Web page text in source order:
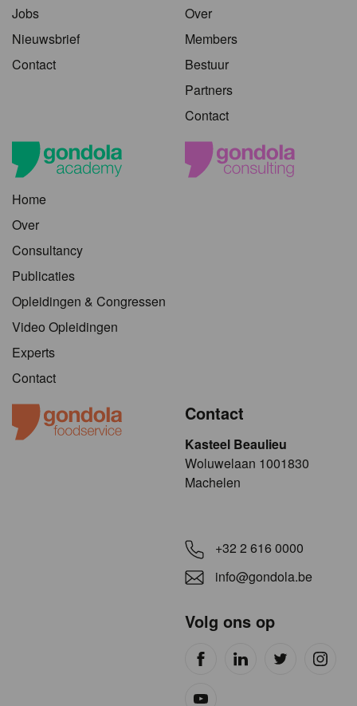
Jobs
Nieuwsbrief
Contact
Over
Members
Bestuur
Partners
Contact
Home
Over
Consultancy
Publicaties
Opleidingen & Congressen
Video Opleidingen
Experts
Contact
Contact
Kasteel Beaulieu
​​​Woluwelaan 1001830
Machelen
+32 2 616 0000
info@gondola.be
Volg ons op